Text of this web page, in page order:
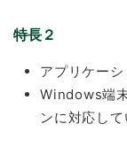
特長２
アプリケー
Windows端
ンに対応して